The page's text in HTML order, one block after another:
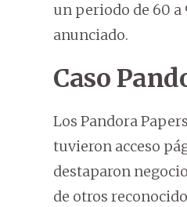
un periodo de 60 a
anunciado.
Caso
Los Pandora
tuvieron acceso
destaparon
de otros